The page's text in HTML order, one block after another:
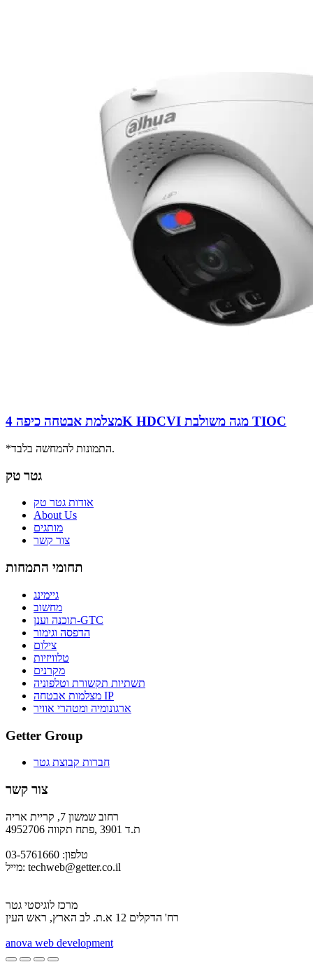
מצלמת אבטחה כיפה 4K HDCVI מגה משולבת TIOC
*התמונות להמחשה בלבד.
גטר טק
אודות גטר טק
About Us
מותגים
צור קשר
תחומי התמחות
גיימינג
מחשוב
תוכנה וענן-GTC
הדפסה וגימור
צילום
טלוויזיות
מקרנים
תשתיות תקשורת וטלפוניה
מצלמות אבטחה IP
ארגונומיה ומטהרי אוויר
Getter Group
חברות קבוצת גטר
צור קשר
רחוב שמשון 7, קריית אריה
ת.ד 3901 ,פתח תקווה 4952706
טלפון: 03-5761660
מייל: techweb@getter.co.il
מרכז לוגיסטי גטר
רח' הדקלים 12 א.ת. לב הארץ, ראש העין
anova web development